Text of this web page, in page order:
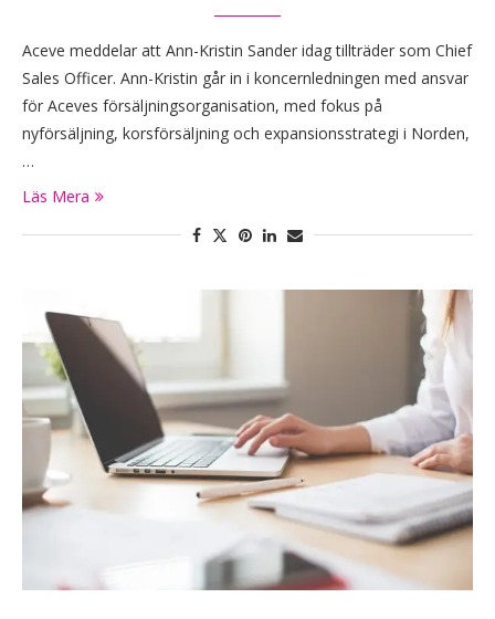
Aceve meddelar att Ann-Kristin Sander idag tillträder som Chief
Sales Officer. Ann-Kristin går in i koncernledningen med ansvar
för Aceves försäljningsorganisation, med fokus på
nyförsäljning, korsförsäljning och expansionsstrategi i Norden,
…
Läs Mera